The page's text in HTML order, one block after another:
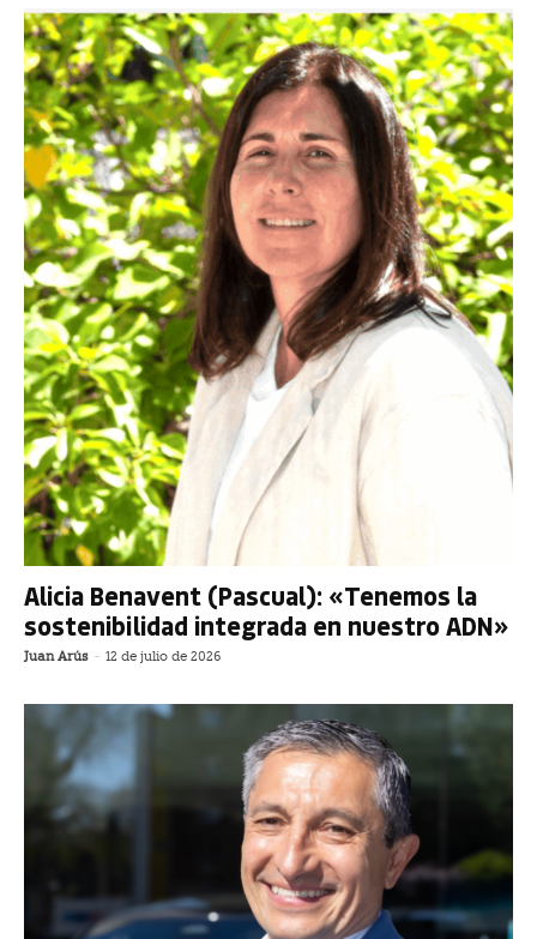
Alicia Benavent (Pascual): «Tenemos la
sostenibilidad integrada en nuestro ADN»
Juan Arús - 12 de julio de 2026